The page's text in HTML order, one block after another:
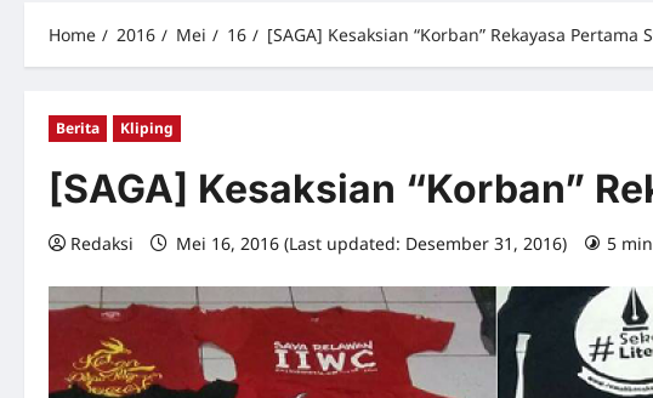
Home 2016 Mei 16 [SAGA] Kesaksian “Korban” Rekayasa Pertama
Berita Kliping
[SAGA] Kesaksian “Korban”
Redaksi Mei 16, 2016 (Last updated: Desember 31, 2016) 5